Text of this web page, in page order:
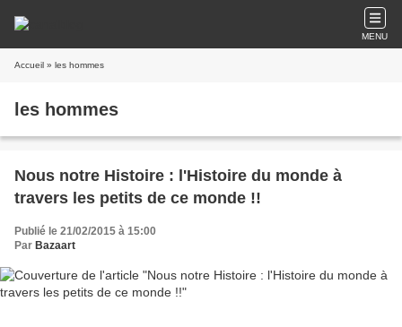
MENU
Accueil » les hommes
les hommes
Nous notre Histoire : l'Histoire du monde à
travers les petits de ce monde !!
Publié le 21/02/2015 à 15:00
Par Bazaart